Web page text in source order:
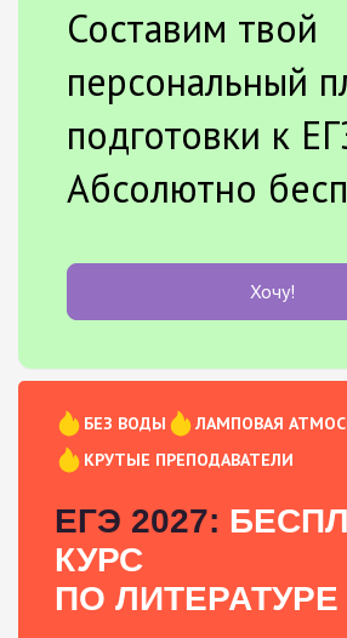
Составим твой
персональный
подготовки к
Абсолютно
Хочу!
БЕЗ ВОДЫ
ЛАМПОВАЯ
КРУТЫЕ ПРЕПОДАВАТЕЛИ
ЕГЭ 2027:
КУРС
ПО ЛИТЕРАТУРЕ